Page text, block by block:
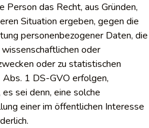
das Recht, aus Gründen,
Situation ergeben, gegen die
personenbezogener Daten, die
oder
oder zu statistischen
1 DS-GVO erfolgen,
sei denn, eine solche
einer im öffentlichen Interesse